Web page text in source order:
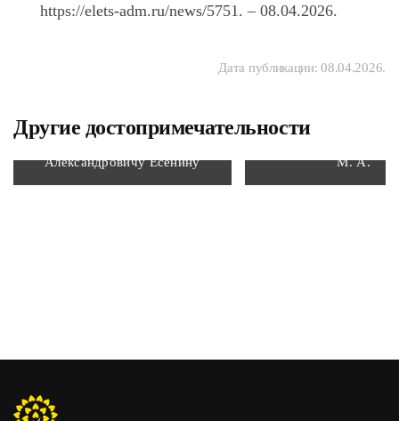
https://elets-adm.ru/news/5751. – 08.04.2026.
Дата публикации:08.04.2026.
Другие достопримечательности
Памятник Сергею
Александровичу Есенину
М. А.